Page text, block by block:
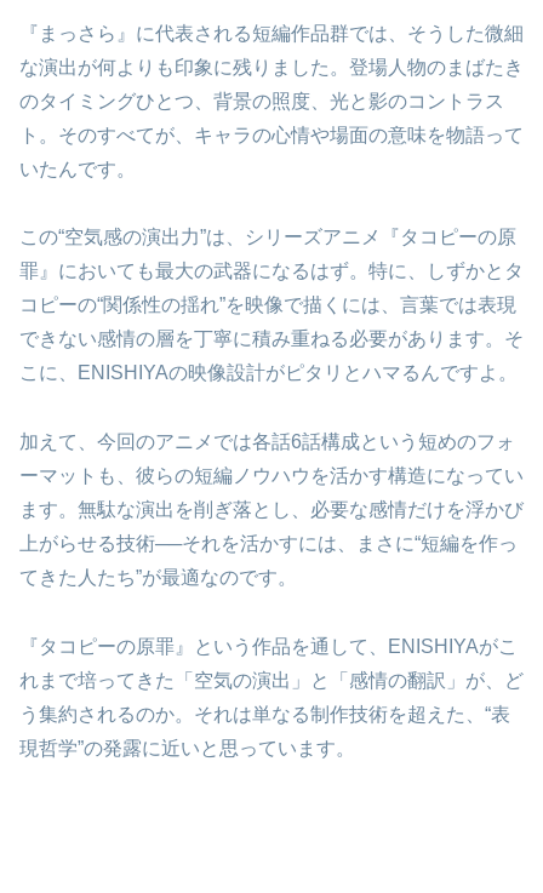
『まっさら』に代表される短編作品群では、そうした微細
な演出が何よりも印象に残りました。登場人物のまばたき
のタイミングひとつ、背景の照度、光と影のコントラス
ト。そのすべてが、キャラの心情や場面の意味を物語って
いたんです。
この“空気感の演出力”は、シリーズアニメ『タコピーの原
罪』においても最大の武器になるはず。特に、しずかとタ
コピーの“関係性の揺れ”を映像で描くには、言葉では表現
できない感情の層を丁寧に積み重ねる必要があります。そ
こに、ENISHIYAの映像設計がピタリとハマるんですよ。
加えて、今回のアニメでは各話6話構成という短めのフォ
ーマットも、彼らの短編ノウハウを活かす構造になってい
ます。無駄な演出を削ぎ落とし、必要な感情だけを浮かび
上がらせる技術──それを活かすには、まさに“短編を作っ
てきた人たち”が最適なのです。
『タコピーの原罪』という作品を通して、ENISHIYAがこ
れまで培ってきた「空気の演出」と「感情の翻訳」が、ど
う集約されるのか。それは単なる制作技術を超えた、“表
現哲学”の発露に近いと思っています。